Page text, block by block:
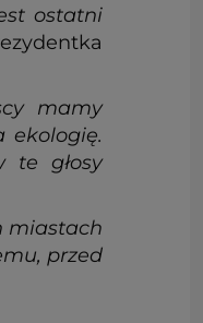
ostatni
mamy
ekologię.
te głosy
miastach
przed